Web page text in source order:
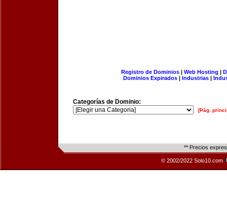
Registro de Dominios| Web Hosting |
Dominios Expirados | Industrias |
Categorías de Dominio:
[Pág.
** Precios
© 2002/2022 Solo10.com